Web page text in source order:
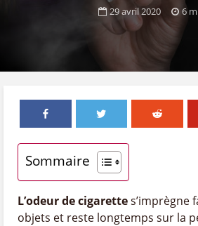
29 avril 2020 6
Sommaire
L’odeur de cigarettes’imprègne
objets et reste longtemps sur la